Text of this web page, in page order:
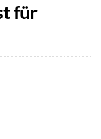
für